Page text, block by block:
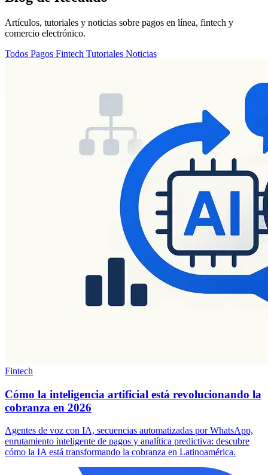
Artículos, tutoriales y noticias sobre pagos en línea, fintech y
comercio electrónico.
Todos Pagos Fintech Tutoriales Noticias
Fintech
Cómo la inteligencia artificial está revolucionando la
cobranza en 2026
Agentes de voz con IA, secuencias automatizadas por WhatsApp,
enrutamiento inteligente de pagos y analítica predictiva: descubre
cómo la IA está transformando la cobranza en Latinoamérica.